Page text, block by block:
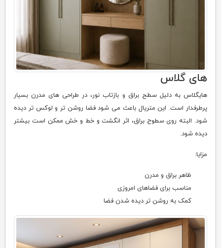
های گلاس
هایگلاس به دلیل سطح براق و بازتاب نور، در طراحی های مدرن بسیار
پرطرفدار است. این متریال باعث می شود فضا روشن تر و لوکس تر دیده
شود. البته روی سطوح براق، اثر انگشت و خط و خش ممکن است بیشتر
دیده شود.
مزایا:
ظاهر براق و مدرن
مناسب برای فضاهای امروزی
کمک به روشن تر دیده شدن فضا